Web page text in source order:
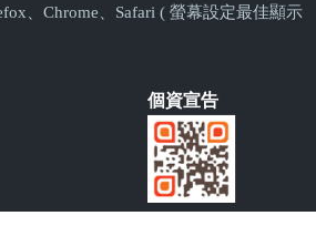
、Chrome、Safari ( 螢幕設定最佳顯示
個資宣告